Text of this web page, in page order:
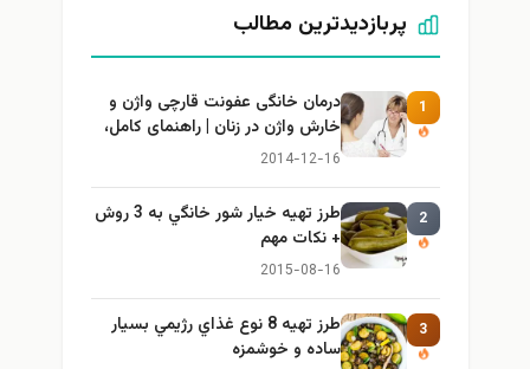
پربازدیدترین مطالب
1
درمان خانگی عفونت قارچی واژن و
خارش واژن در زنان | راهنمای کامل،
ایمن و کاربردی
2014-12-16
2
طرز تهيه خیار شور خانگي به 3 روش
+ نكات مهم
2015-08-16
3
طرز تهيه 8 نوع غذاي رژيمي بسيار
ساده و خوشمزه